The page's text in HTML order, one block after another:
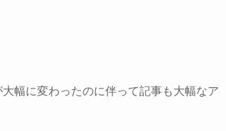
幅に変わったのに伴って記事も大幅なア